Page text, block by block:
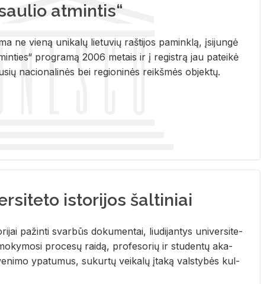
atmintis“
ne vieną unikalų lietuvių raštijos paminklą, įsijungė
programą 2006 metais ir į registrą jau pateikė
nacionalinės bei regioninės reikšmės objektų.
istorijos šaltiniai
pa­žin­ti svar­būs do­ku­men­tai, liu­di­jan­tys uni­ver­si­te­
pro­ce­sų rai­dą, pro­fe­so­rių ir stu­den­tų aka­
ypa­tu­mus, su­kur­tų vei­ka­lų įta­ką vals­ty­bės kul­